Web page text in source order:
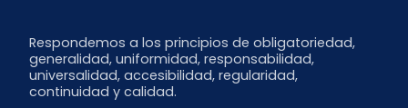
Respondemos a los principios de obligatoriedad,
generalidad, uniformidad, responsabilidad,
universalidad, accesibilidad, regularidad,
continuidad y calidad.